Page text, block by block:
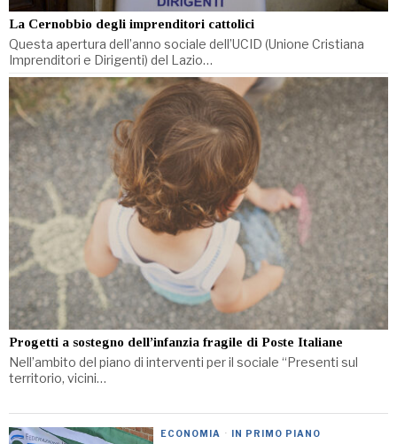
La Cernobbio degli imprenditori cattolici
Questa apertura dell’anno sociale dell’UCID (Unione Cristiana
Imprenditori e Dirigenti) del Lazio…
Progetti a sostegno dell’infanzia fragile di Poste Italiane
Nell’ambito del piano di interventi per il sociale “Presenti sul
territorio, vicini…
ECONOMIA · IN PRIMO PIANO